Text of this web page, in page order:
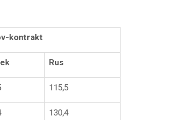
kontrakt
Rus
115,5
130,4